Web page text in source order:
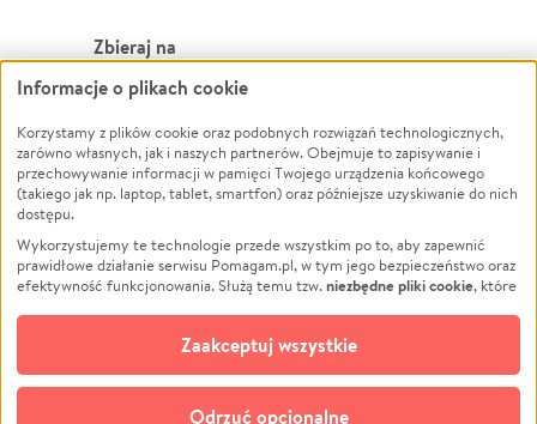
Zbieraj na
Leczenie
Zwierzęta
Pożar
Ukraina
Pomoc Finansowa
Projekty
Pogrzeb
Społeczność lokalna
Kultura
Powódź
Wichura
NGO
Edukacja
Podróż
Impreza
Ochrona środowiska
Biznes
Informacje o plikach cookie
Korzystamy z plików cookie oraz podobnych rozwiązań technologicznych,
zarówno własnych, jak i naszych partnerów. Obejmuje to zapisywanie i
przechowywanie informacji w pamięci Twojego urządzenia końcowego
(takiego jak np. laptop, tablet, smartfon) oraz późniejsze uzyskiwanie do nich
dostępu.
Wykorzystujemy te technologie przede wszystkim po to, aby zapewnić
prawidłowe działanie serwisu Pomagam.pl, w tym jego bezpieczeństwo oraz
efektywność funkcjonowania. Służą temu tzw.niezbędne pliki cookie, które
opcjonalnych plików cookie
technologii do celów analitycznych i retargetingowych. Możesz wyrazić
zgodę na ich stosowanie lub jej odmówić. W dowolnym momencie masz
możliwość zmiany swoich preferencji na stronie „Zarządzaj zgodami cookie”,
do której link znajdziesz w stopce serwisu Pomagam.pl. Opcjonalne pliki
Odrzuć opcjonalne
Zaakceptuj wszystkie